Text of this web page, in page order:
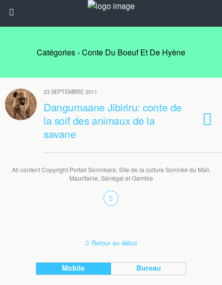
Catégories › Conte Du Boeuf Et De Hyène
23 SEPTEMBRE 2011
Dangumaane Jibiriru: conte de
la soif des animaux de la
savane
All content Copyright Portail Soninkara: Site de la culture Soninké du Mali,
Mauritanie, Sénégal et Gambie
Retour au début
Mobile Bureau